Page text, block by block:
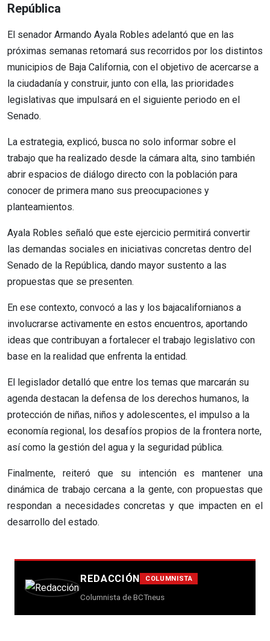
República
El senador Armando Ayala Robles adelantó que en las
próximas semanas retomará sus recorridos por los distintos
municipios de Baja California, con el objetivo de acercarse a
la ciudadanía y construir, junto con ella, las prioridades
legislativas que impulsará en el siguiente periodo en el
Senado.
La estrategia, explicó, busca no solo informar sobre el
trabajo que ha realizado desde la cámara alta, sino también
abrir espacios de diálogo directo con la población para
conocer de primera mano sus preocupaciones y
planteamientos.
Ayala Robles señaló que este ejercicio permitirá convertir
las demandas sociales en iniciativas concretas dentro del
Senado de la República, dando mayor sustento a las
propuestas que se presenten.
En ese contexto, convocó a las y los bajacalifornianos a
involucrarse activamente en estos encuentros, aportando
ideas que contribuyan a fortalecer el trabajo legislativo con
base en la realidad que enfrenta la entidad.
El legislador detalló que entre los temas que marcarán su
agenda destacan la defensa de los derechos humanos, la
protección de niñas, niños y adolescentes, el impulso a la
economía regional, los desafíos propios de la frontera norte,
así como la gestión del agua y la seguridad pública.
Finalmente, reiteró que su intención es mantener una
dinámica de trabajo cercana a la gente, con propuestas que
respondan a necesidades concretas y que impacten en el
desarrollo del estado.
REDACCIÓN COLUMNISTA
Columnista de BCTneus